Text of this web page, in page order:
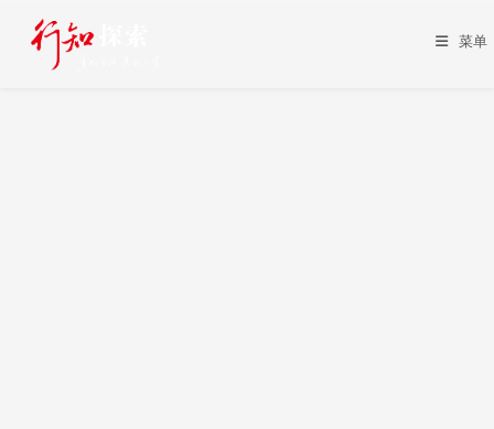
content
菜单